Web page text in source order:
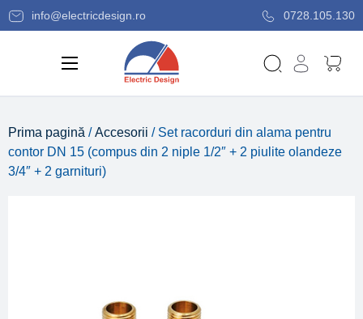
info@electricdesign.ro 0728.105.130
Prima pagină /Accesorii / Set racorduri din alama pentru
contor DN 15 (compus din 2 niple 1/2″ + 2 piulite olandeze
3/4″ + 2 garnituri)